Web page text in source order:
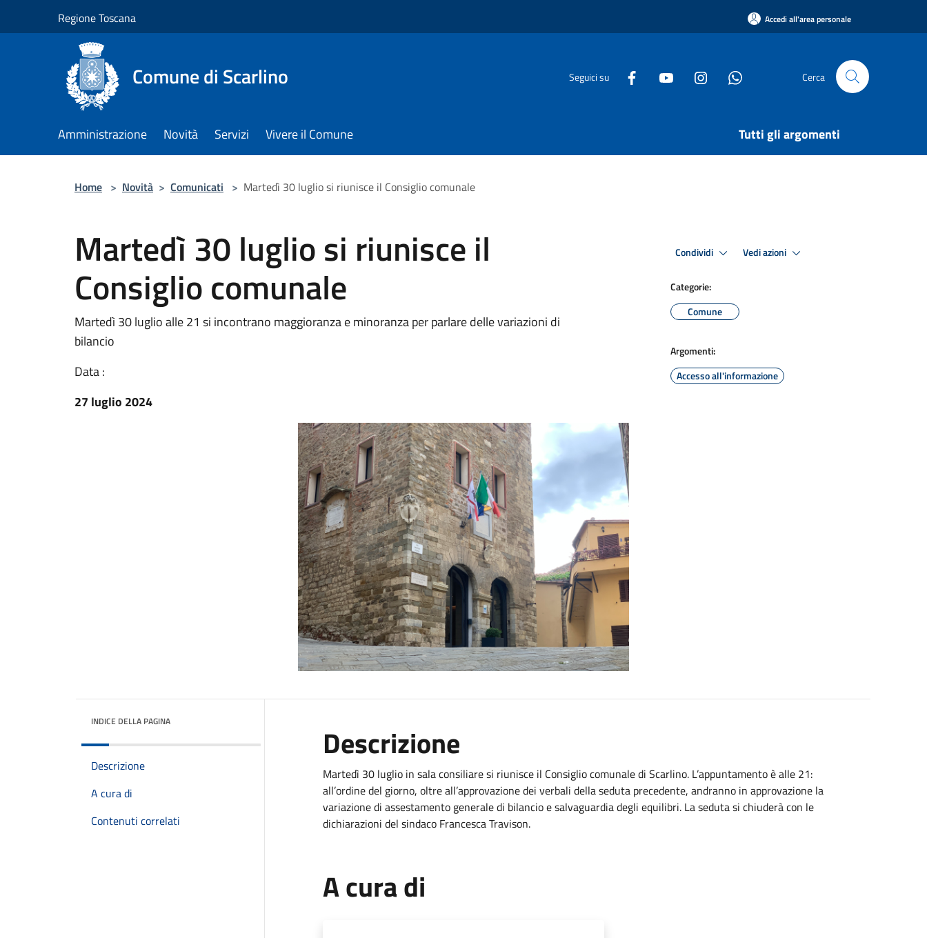
Regione Toscana Accedi all'area personale
Comune di Scarlino Seguici su Cerca
Amministrazione Novità Servizi Vivere il Comune Tutti gli argomenti
Home > Novità > Comunicati > Martedì 30 luglio si riunisce il Consiglio comunale
Martedì 30 luglio si riunisce il
Consiglio comunale
Martedì 30 luglio alle 21 si incontrano maggioranza e minoranza per parlare delle variazioni di
bilancio
Data :
27 luglio 2024
Condividi Vedi azioni
Categorie:
Comune
Argomenti:
Accesso all'informazione
INDICE DELLA PAGINA
Descrizione
A cura di
Contenuti correlati
Descrizione
Martedì 30 luglio in sala consiliare si riunisce il Consiglio comunale di Scarlino. L’appuntamento è alle 21:
all’ordine del giorno, oltre all’approvazione dei verbali della seduta precedente, andranno in approvazione la
variazione di assestamento generale di bilancio e salvaguardia degli equilibri. La seduta si chiuderà con le
dichiarazioni del sindaco Francesca Travison.
A cura di